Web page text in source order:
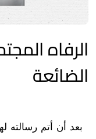
الرفاه
الضائعة
بعد أن أتم رسالته